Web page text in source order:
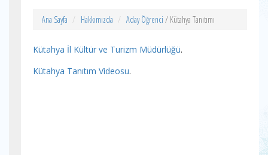
Ana Sayfa Hakkımızda Aday Öğrenci / Kütahya Tanıtımı
Kütahya İl Kültür ve Turizm Müdürlüğü.
Kütahya Tanıtım Videosu.